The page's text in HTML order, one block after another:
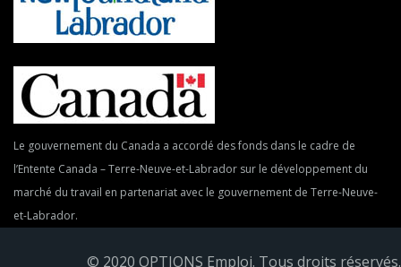
Le gouvernement du Canada a accordé des fonds dans le cadre de
l’Entente Canada – Terre-Neuve-et-Labrador sur le développement du
marché du travail en partenariat avec le gouvernement de Terre-Neuve-
et-Labrador.
© 2020 OPTIONS Emploi. Tous droits réservés.